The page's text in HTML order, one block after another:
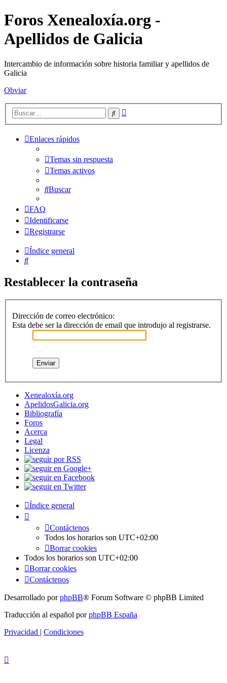
Foros Xenealoxía.org -
Apellidos de Galicia
Intercambio de información sobre historia familiar y apellidos de
Galicia
Obviar
Buscar
Enlaces rápidos
Temas sin respuesta
Temas activos
Buscar
FAQ
Identificarse
Registrarse
Índice general
Buscar
Restablecer la contraseña
Dirección de correo electrónico:
Esta debe ser la dirección de email que introdujo al registrarse.
Xenealoxía.org
ApelidosGalicia.org
Bibliografía
Foros
Acerca
Legal
Licenza
Índice general
Contáctenos
Todos los horarios son UTC+02:00
Borrar cookies
Todos los horarios son UTC+02:00
Borrar cookies
Contáctenos
Desarrollado porphpBB® Forum Software © phpBB Limited
Traducción al español porphpBB España
Privacidad | Condiciones